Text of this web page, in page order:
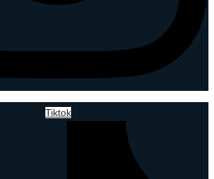
Tiktok